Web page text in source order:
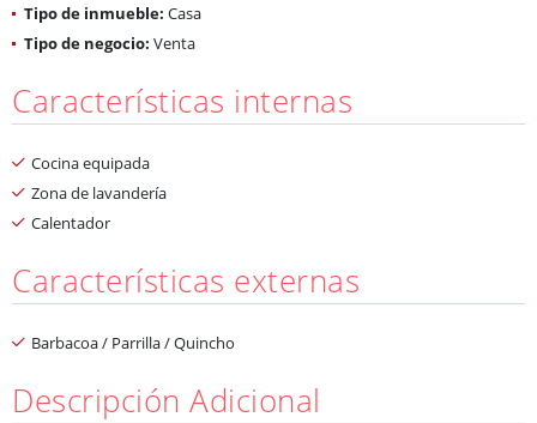
Tipo de inmueble: Casa
Tipo de negocio: Venta
Características internas
Cocina equipada
Zona de lavandería
Calentador
Características externas
Barbacoa / Parrilla / Quincho
Descripción Adicional